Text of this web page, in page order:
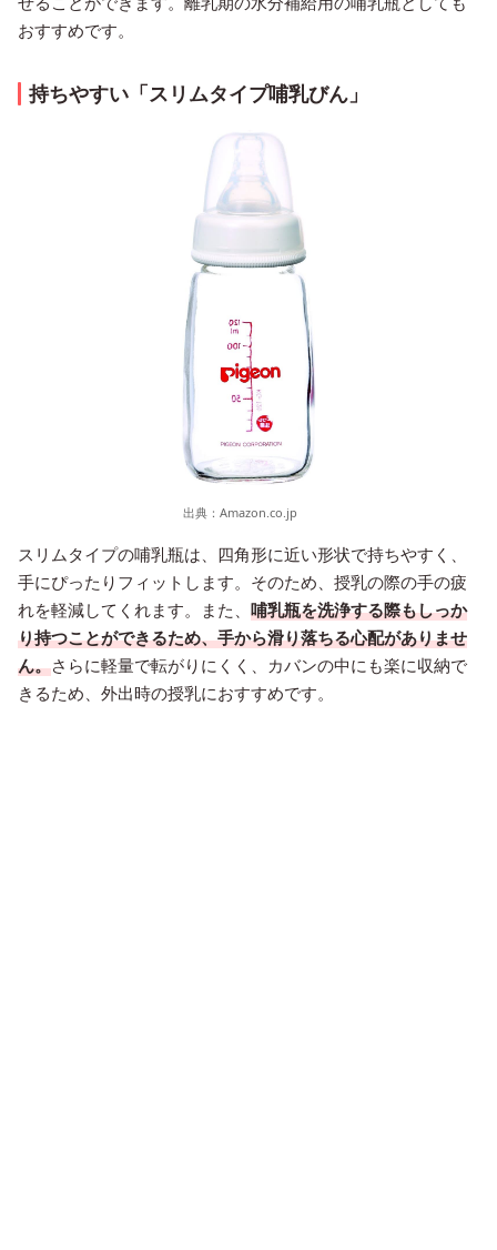
おすすめです。
持ちやすい「スリムタイプ哺乳びん」
出典： Amazon.co.jp
スリムタイプの哺乳瓶は、四角形に近い形状で持ちやすく、
手にぴったりフィットします。そのため、授乳の際の手の疲
れを軽減してくれます。また、 哺乳瓶を洗浄する際もしっか
り持つことができるため、手から滑り落ちる心配がありませ
ん。さらに軽量で転がりにくく、カバンの中にも楽に収納で
きるため、外出時の授乳におすすめです。